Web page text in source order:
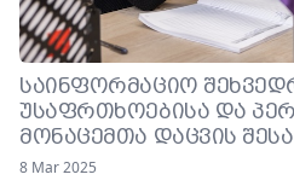
ᲡᲐᲘᲜᲤᲝᲠᲛᲐᲪᲘᲝ
ᲣᲡᲐᲤᲠᲗᲮᲝᲔᲑᲘᲡᲐ ᲓᲐ
ᲛᲝᲜᲐᲪᲔᲛᲗᲐ ᲓᲐᲪᲕᲘᲡ
8 Mar 2025